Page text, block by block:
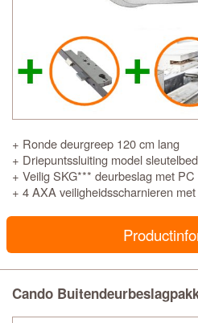
+ Ronde deurgreep 120 cm lang
+ Driepuntssluiting model
+ Veilig SKG*** deurbeslag met
+ 4 AXA veiligheidsscharnieren
Cando